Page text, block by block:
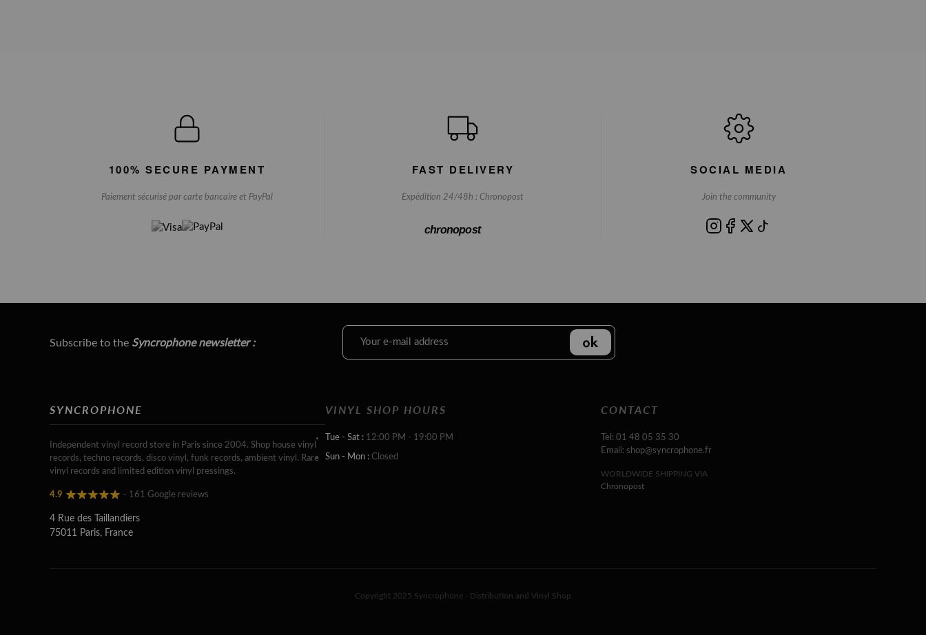
100% SECURE PAYMENT
Paiement sécurisé par carte bancaire et PayPal
FAST DELIVERY
Expédition 24/48h : Chronopost
chronopost
SOCIAL MEDIA
Join the community
Subscribe to the Syncrophone newsletter :
SYNCROPHONE
Independent vinyl record store in Paris since 2004. Shop house vinyl
records, techno records, disco vinyl, funk records, ambient vinyl. Rare
vinyl records and limited edition vinyl pressings.
4.9 - 161 Google reviews
4 Rue des Taillandiers
75011 Paris, France
VINYL SHOP HOURS
Tue - Sat : 12:00 PM - 19:00 PM
Sun - Mon : Closed
CONTACT
Tel: 01 48 05 35 30
Email: shop@syncrophone.fr
WORLDWIDE SHIPPING VIA
Chronopost
Copyright 2025 Syncrophone - Distribution and Vinyl Shop